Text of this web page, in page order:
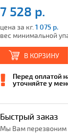
7 528 р.
цена за кг. 1 075 р.
вес минимальной
В КОРЗИНУ
Перед оплатой
уточняйте у
Быстрый заказ
Мы Вам перезвоним